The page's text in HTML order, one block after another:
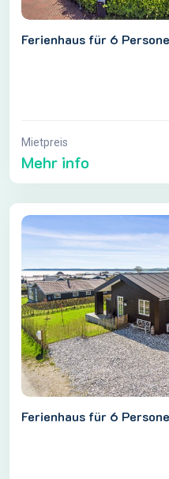
Ferienhaus für 6
Mietpreis
Mehr info
Ferienhaus für 6